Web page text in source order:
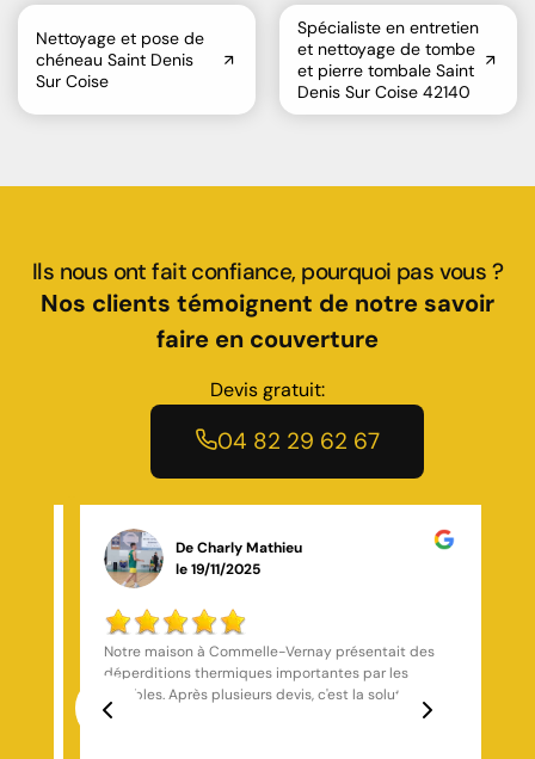
Nettoyage et pose de
chéneau Saint Denis
Sur Coise
Spécialiste en entretien
et nettoyage de tombe
et pierre tombale Saint
Denis Sur Coise 42140
Ils nous ont fait confiance, pourquoi pas vous ?
Nos clients témoignent de notre savoir
faire en couverture
Devis gratuit:
04 82 29 62 67
De cheenoa munoz
le 07/01/2025
J'ai fait appel à cet artisan et j'en suis très content
Travail sérieux Réponds actuel Réponds toujours au
téléphone très ponctuel Je conseille